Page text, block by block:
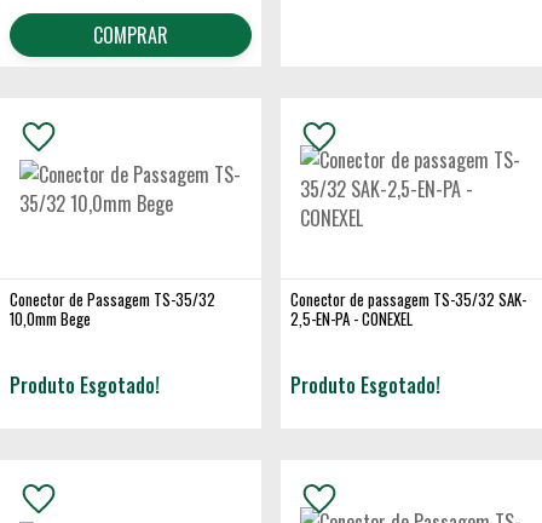
COMPRAR
Conector de Passagem TS-35/32
10,0mm Bege
Produto Esgotado!
Conector de passagem TS-35/32 SAK-
2,5-EN-PA - CONEXEL
Produto Esgotado!